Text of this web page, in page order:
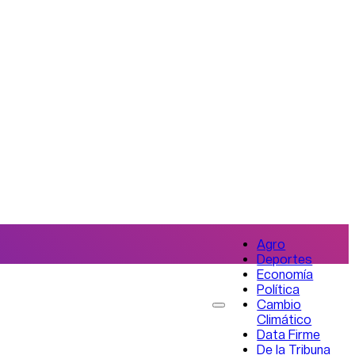
Agro
Deportes
Economía
Política
Cambio
Climático
Data Firme
De la Tribuna